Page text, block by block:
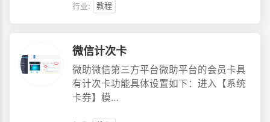
行业: 教程
微信计次卡
微助微信第三方平台微助平台的会员卡具
有计次卡功能具体设置如下：进入【系统
卡券】模…